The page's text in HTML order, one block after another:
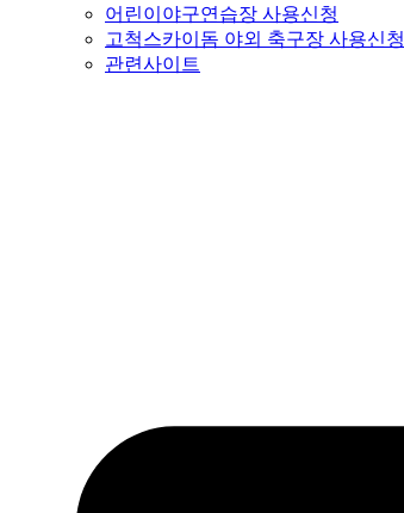
어린이야구연습장 사용신청
고척스카이돔 야외 축구장 사용신청
관련사이트